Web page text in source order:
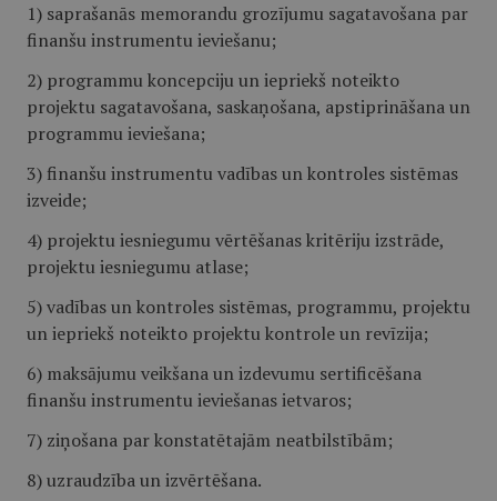
1) saprašanās memorandu grozījumu sagatavošana par
finanšu instrumentu ieviešanu;
2) programmu koncepciju un iepriekš noteikto
projektu sagatavošana, saskaņošana, apstiprināšana un
programmu ieviešana;
3) finanšu instrumentu vadības un kontroles sistēmas
izveide;
4) projektu iesniegumu vērtēšanas kritēriju izstrāde,
projektu iesniegumu atlase;
5) vadības un kontroles sistēmas, programmu, projektu
un iepriekš noteikto projektu kontrole un revīzija;
6) maksājumu veikšana un izdevumu sertificēšana
finanšu instrumentu ieviešanas ietvaros;
7) ziņošana par konstatētajām neatbilstībām;
8) uzraudzība un izvērtēšana.